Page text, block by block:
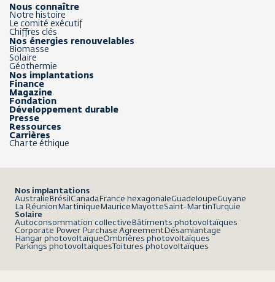
Nous connaître
Notre histoire
Le comité exécutif
Chiffres clés
Nos énergies renouvelables
Biomasse
Solaire
Géothermie
Nos implantations
Finance
Magazine
Fondation
Développement durable
Presse
Ressources
Carrières
Charte éthique
Nos implantations
Australie Brésil Canada France hexagonaleGuadeloupeGuyane
La Réunion Martinique Maurice MayotteSaint-MartinTurquie
Solaire
Autoconsommation collective Bâtiments photovoltaïques
Corporate Power Purchase Agreement Désamiantage
Hangar photovoltaïqueOmbrières photovoltaïques
Parkings photovoltaïquesToitures photovoltaïques